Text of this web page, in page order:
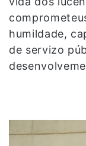
humildade,
de servizo